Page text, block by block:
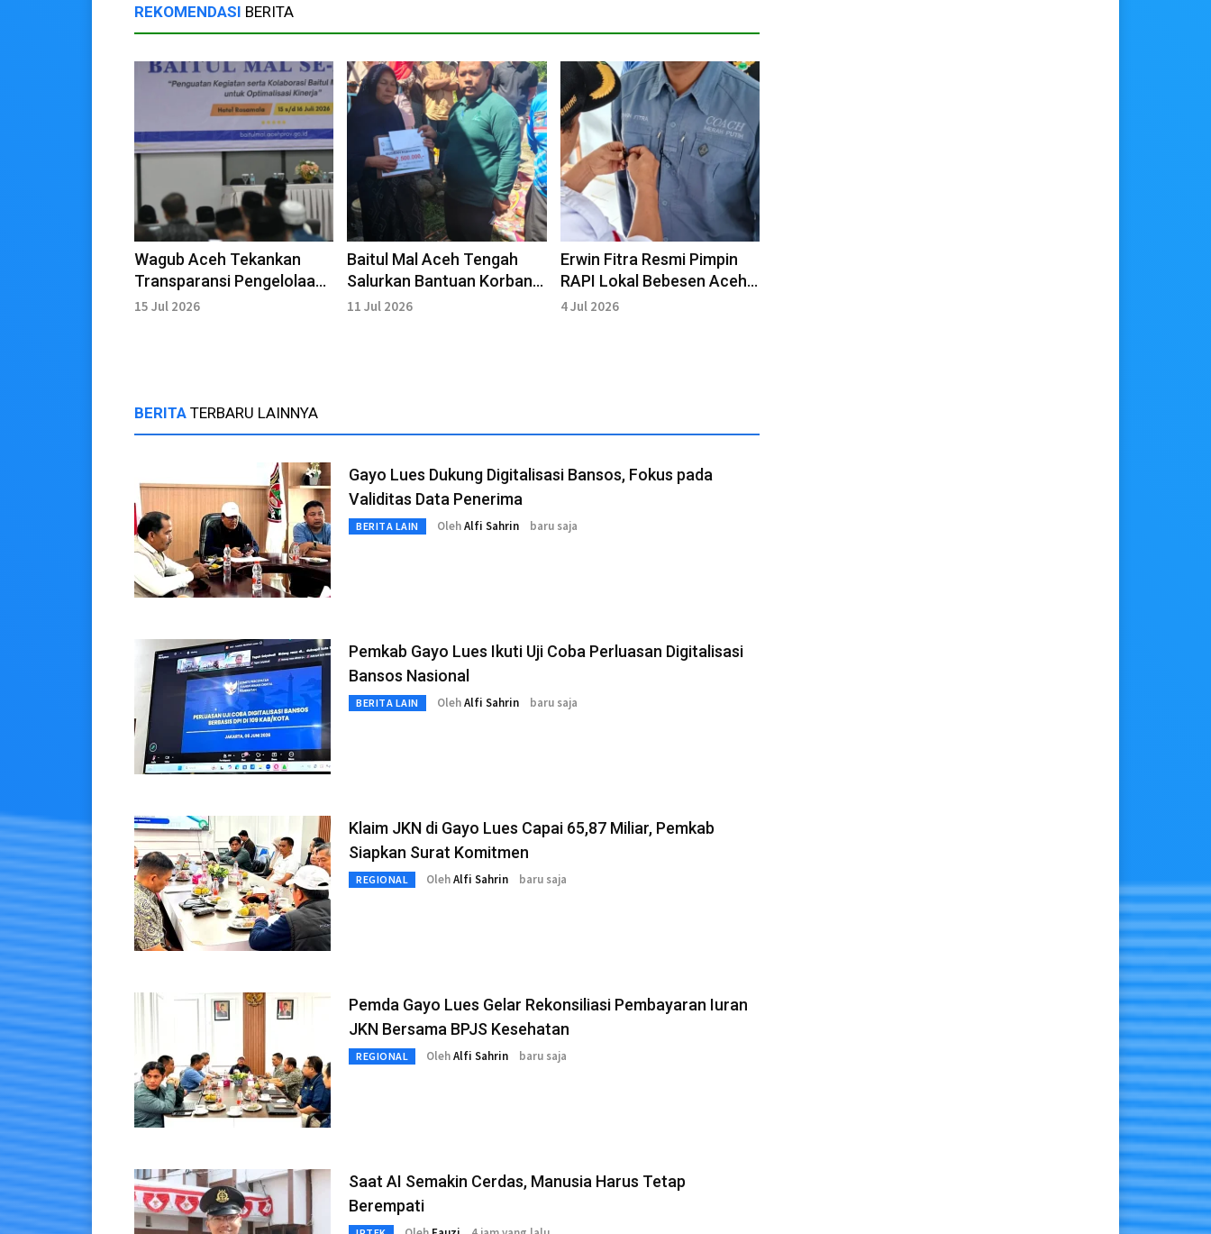
REKOMENDASI BERITA
Wagub Aceh Tekankan
Transparansi Pengelolaan
Zakat
15 Jul 2026
Baitul Mal Aceh Tengah
Salurkan Bantuan Korban
Kebakaran Dedingin
11 Jul 2026
Erwin Fitra Resmi Pimpin
RAPI Lokal Bebesen Aceh
Tengah
4 Jul 2026
BERITA TERBARU LAINNYA
Gayo Lues Dukung Digitalisasi Bansos, Fokus pada
Validitas Data Penerima
BERITA LAIN OlehAlfi Sahrin baru saja
Pemkab Gayo Lues Ikuti Uji Coba Perluasan Digitalisasi
Bansos Nasional
BERITA LAIN OlehAlfi Sahrin baru saja
Klaim JKN di Gayo Lues Capai 65,87 Miliar, Pemkab
Siapkan Surat Komitmen
REGIONAL OlehAlfi Sahrin baru saja
Pemda Gayo Lues Gelar Rekonsiliasi Pembayaran Iuran
JKN Bersama BPJS Kesehatan
REGIONAL OlehAlfi Sahrin baru saja
Saat AI Semakin Cerdas, Manusia Harus Tetap
Berempati